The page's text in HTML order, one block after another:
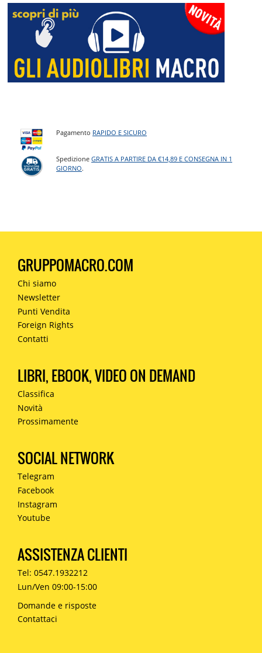
Pagamento RAPIDO E SICURO
SpedizioneGRATIS A PARTIRE DA €14,89 E CONSEGNA IN 1
GIORNO.
GRUPPOMACRO.COM
Chi siamo
Newsletter
Punti Vendita
Foreign Rights
Contatti
LIBRI, EBOOK, VIDEO ON DEMAND
Classifica
Novità
Prossimamente
SOCIAL NETWORK
Telegram
Facebook
Instagram
Youtube
ASSISTENZA CLIENTI
Tel: 0547.1932212
Lun/Ven 09:00-15:00
Domande e risposte
Contattaci